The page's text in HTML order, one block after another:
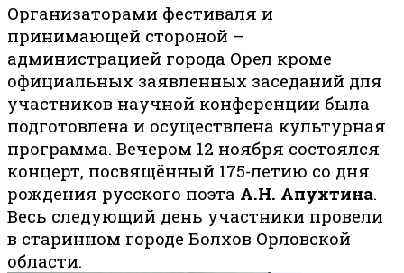
Организаторами фестиваля и
принимающей стороной –
администрацией города Орел кроме
официальных заявленных заседаний для
участников научной конференции была
подготовлена и осуществлена культурная
программа. Вечером 12 ноября состоялся
концерт, посвящённый 175-летию со дня
рождения русского поэта А.Н. Апухтина.
Весь следующий день участники провели
в старинном городе Болхов Орловской
области.